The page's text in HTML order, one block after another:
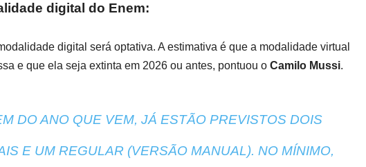
digital do Enem:
digital será optativa. A estimativa é que a modalidade virtual
e que ela seja extinta em 2026 ou antes, pontuou o Camilo Mussi.
DO ANO QUE VEM, JÁ ESTÃO PREVISTOS DOIS
E UM REGULAR (VERSÃO MANUAL). NO MÍNIMO,